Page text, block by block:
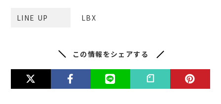
LINE UP LBX
この情報をシェアする